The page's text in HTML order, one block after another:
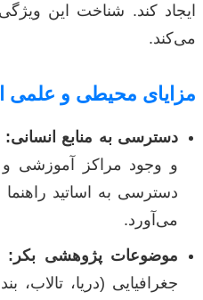
ایجاد کند. شناخت این
می‌کند.
مزایای محیطی و علمی
دسترسی به منابع انسانی:
و وجود مراکز آموزشی
دسترسی به اساتید
می‌آورد.
موضوعات پژوهشی بکر:
جغرافیایی (دریا، تالاب،